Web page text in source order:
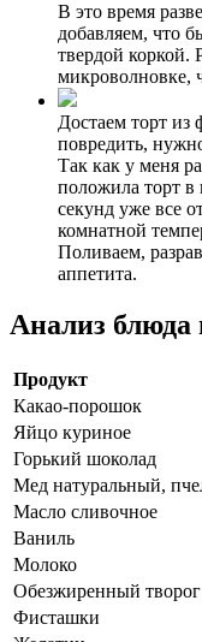
В это время
добавляем, что
твердой коркой.
микроволновке,
Достаем торт из
повредить,
Так как у меня
положила торт в
секунд уже все
комнатной
Поливаем,
аппетита.
Анализ блюда
Продукт
Какао-порошок
Яйцо куриное
Горький шоколад
Мед натуральный,
Масло сливочное
Ваниль
Молоко
Обезжиренный творог
Фисташки